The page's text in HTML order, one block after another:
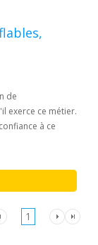
de
exerce ce métier.
à ce
1